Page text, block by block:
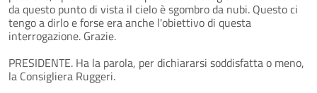
da questo punto di vista il cielo è sgombro da nubi. Questo ci
tengo a dirlo e forse era anche l'obiettivo di questa
interrogazione. Grazie.
PRESIDENTE. Ha la parola, per dichiararsi soddisfatta o meno,
la Consigliera Ruggeri.